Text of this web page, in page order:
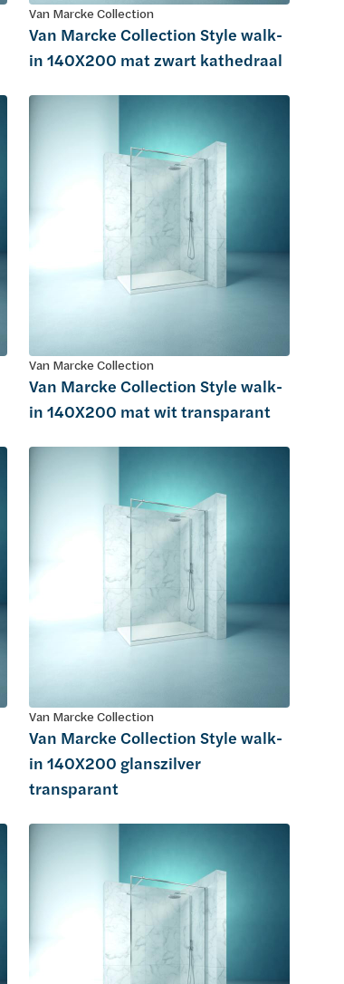
Van Marcke Collection
Van Marcke Collection Style walk-
in 140X200 mat zwart kathedraal
Van Marcke Collection
Van Marcke Collection Style walk-
in 140X200 mat wit transparant
Van Marcke Collection
Van Marcke Collection Style walk-
in 140X200 glanszilver
transparant